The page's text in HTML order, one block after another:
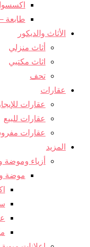
طابعة
الأثاث والديكور
أثاث منزلي
اثاث مكتبي
تحف
عقارات
عقارات للإيجار
عقارات للبيع
عقارات
المزيد
أزياء وموضة
موضة